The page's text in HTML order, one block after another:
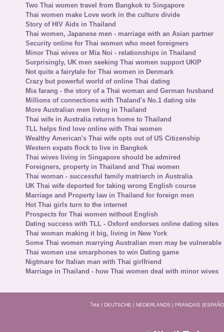
Two Thai women travel from Bangkok to Singapore
Thai women make Love work in the culture divide
Story of HIV Aids in Thailand
Thai women, Japanese men - marriage with an Asian partner
Security online for Thai women who meet foreigners
Minor Thai wives or Mia Noi - relationships in Thailand
Surprisingly, UK men seeking Thai women support UKIP
Not quite a fairytale for Thai women in Denmark
Crazy but powerful world of online Thai dating
Mia farang - the story of a Thai woman and German husband
Millions of connections with Thaland's No.1 dating site
More Australian men living in Thailand
Thai wife in Australia returns home to Thailand
TLL helps find love online with Thai women
Wealthy American's Thai wife opts out of US Citizenship
Western expats flock to live in Bangkok
Thai wives living in Singapore should be admired
Foreigners, property in Thailand and Thai women
Thai woman - successful family matriarch in Australia
UK Thai wife deported for taking wrong English course
Marriage and Property law in Thailand for foreign men
Hot Thai girls turn to the internet
Prospects for Thai women without English
Dating success with TLL - Oxford endorses online dating sites
Thai woman making it big, living in New York
Some Thai women marrying Australian men may be vulnerable
Thai women use smarphones to win Dating game
Nigtmare for Italian man with Thai girlfriend
Marriage in Thailand - how Thai women deal with minor wives
ไทย | DEUTSCHE | NEDERLANDS | FRANÇAIS |